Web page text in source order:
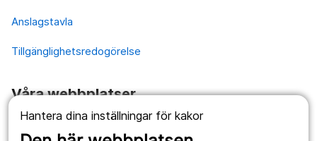
Hantera dina inställningar för kakor
Anslagstavla
Tillgänglighetsredogörelse
Våra webbplatser
1177.se